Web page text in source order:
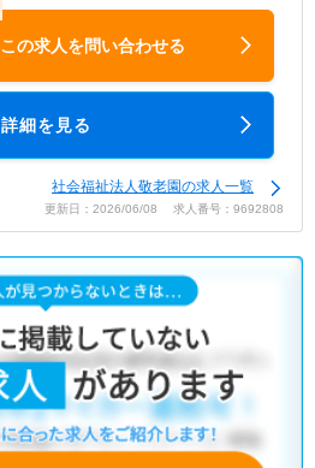
この求人を問い合わせる
詳細を見る
社会福祉法人敬老園の求人一覧
更新日：2026/06/08 求人番号：9692808